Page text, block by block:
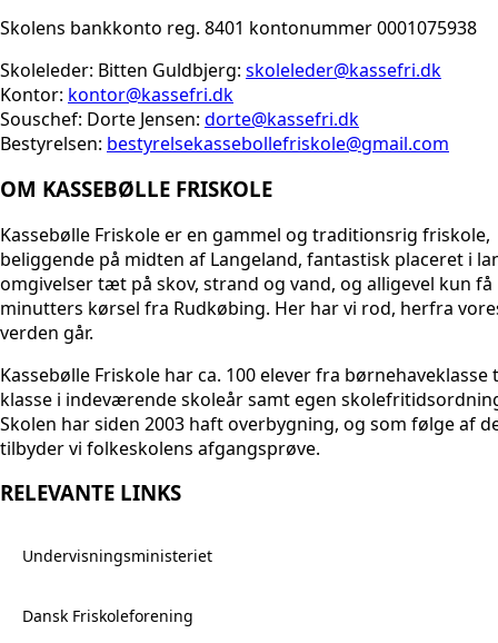
Skolens bankkonto reg. 8401 kontonummer 0001075938
Skoleleder: Bitten Guldbjerg: skoleleder@kassefri.dk
Kontor: kontor@kassefri.dk
Souschef: Dorte Jensen: dorte@kassefri.dk
Bestyrelsen: bestyrelsekassebollefriskole@gmail.com
OM KASSEBØLLE FRISKOLE
Kassebølle Friskole er en gammel og traditionsrig friskole,
beliggende på midten af Langeland, fantastisk placeret i
omgivelser tæt på skov, strand og vand, og alligevel kun få
minutters kørsel fra Rudkøbing. Her har vi rod, herfra
verden går.
Kassebølle Friskole har ca. 100 elever fra børnehaveklasse
klasse i indeværende skoleår samt egen
Skolen har siden 2003 haft overbygning, og som følge af
tilbyder vi folkeskolens afgangsprøve.
RELEVANTE LINKS
Undervisningsministeriet
Dansk Friskoleforening